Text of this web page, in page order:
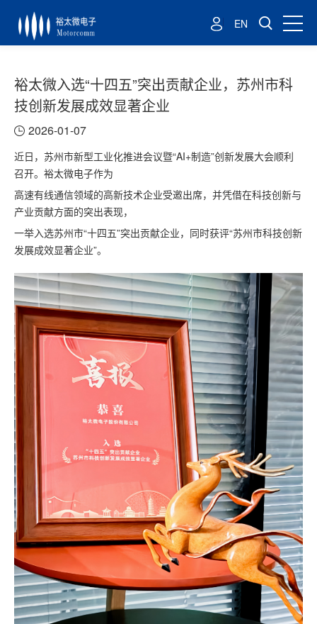
EN
裕太微入选“十四五”突出贡献企业，苏州市科
技创新发展成效显著企业
2026-01-07
近日，苏州市新型工业化推进会议暨“AI+制造”创新发展大会顺利
召开。裕太微电子作为
高速有线通信领域的高新技术企业受邀出席，并凭借在科技创新与
产业贡献方面的突出表现，
一举入选苏州市“十四五”突出贡献企业，同时获评“苏州市科技创新
发展成效显著企业”。